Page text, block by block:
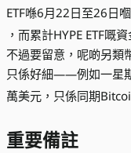
ETF喺6月22日至26日
，而累計HYPE ETF嘅
不過要留意，呢啲另類
只係好細——例如一星
萬美元，只係同期
重要備註